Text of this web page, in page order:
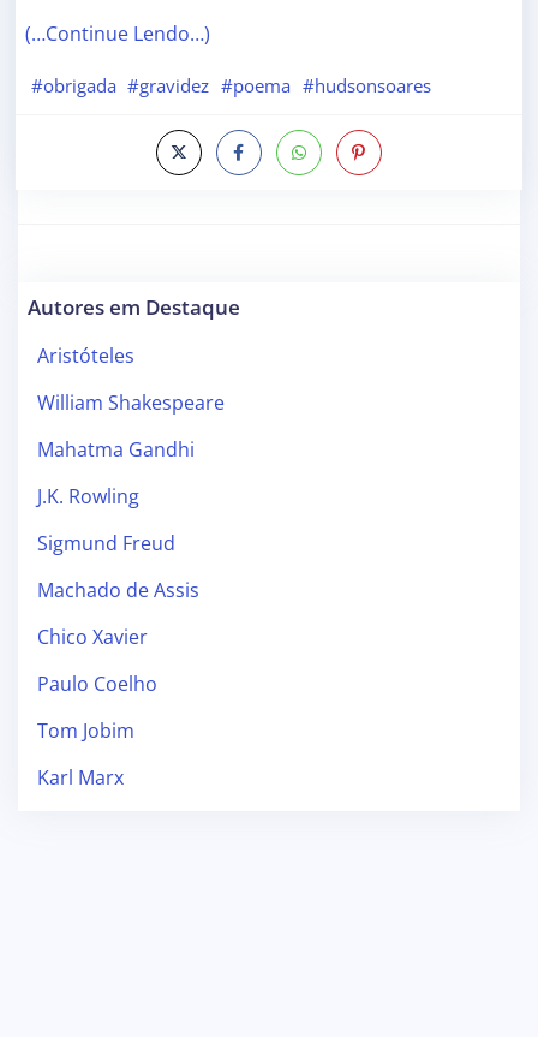
(…Continue Lendo…)
#obrigada #gravidez #poema #hudsonsoares
Autores em Destaque
Aristóteles
William Shakespeare
Mahatma Gandhi
J.K. Rowling
Sigmund Freud
Machado de Assis
Chico Xavier
Paulo Coelho
Tom Jobim
Karl Marx